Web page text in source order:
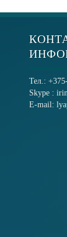
Тел.:
Skype :
E-mail: